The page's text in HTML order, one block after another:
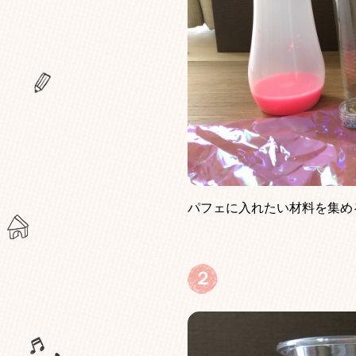
パフェに入れたい材料を集め
２